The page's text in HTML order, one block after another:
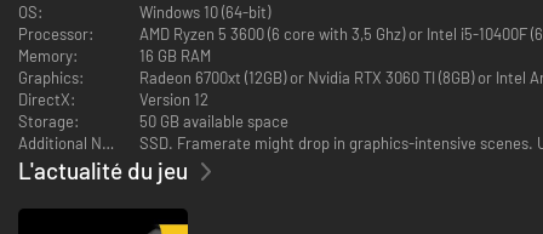
INDIKA
est un jeu à la troisième personne qui se déroule dans un monde
étrange où les visions religieuses se heurtent à la dure réalité. Il raconte
l'histoire d'une jeune nonne qui part à la découverte d'elle-même,
accompagnée d'un compagnon à tête cornue des plus étranges.
À l'extérieur, Indika semble être une nonne typique qui tente de s'adapter
à une vie monacale difficile et monotone. Humble et innocente en
apparence, cette jeune fille a fait une rencontre improbable : elle parle
avec le diable en personne.
OS:
Windows 10 (64-bit)
Processor:
AMD Ryzen 5 3600 (6 core with 3,5 Ghz) or Intel i5-10400F
Memory:
16 GB RAM
Graphics:
Radeon 6700xt (12GB) or Nvidia RTX 3060 TI (8GB) or Intel
DirectX:
Version 12
Storage:
50 GB available space
Additional Notes:
SSD. Framerate might drop in graphics-intensive scenes.
L'actualité du jeu